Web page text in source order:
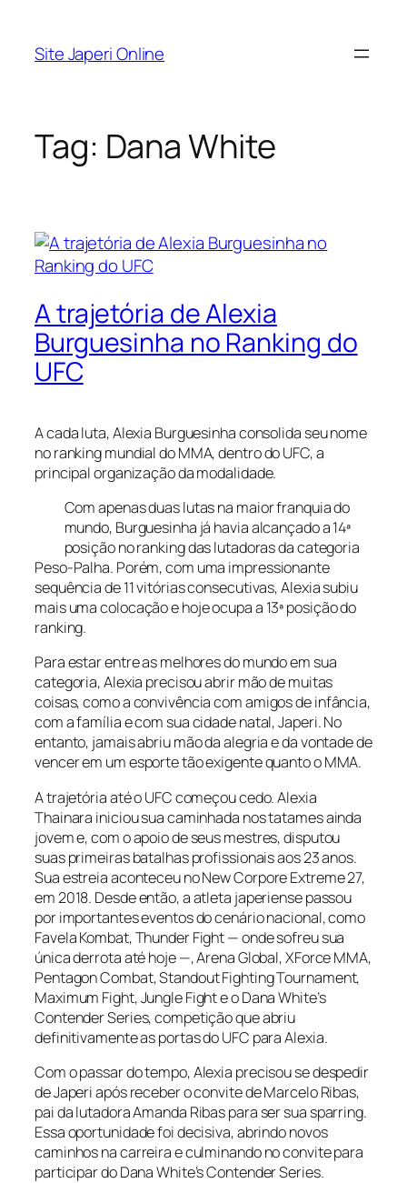
Site Japeri Online
Tag: Dana White
A trajetória de Alexia
Burguesinha no Ranking do
UFC
A cada luta, Alexia Burguesinha consolida seu nome
no ranking mundial do MMA, dentro do UFC, a
principal organização da modalidade.
Com apenas duas lutas na maior franquia do
mundo, Burguesinha já havia alcançado a 14ª
posição no ranking das lutadoras da categoria
Peso-Palha. Porém, com uma impressionante
sequência de 11 vitórias consecutivas, Alexia subiu
mais uma colocação e hoje ocupa a 13ª posição do
ranking.
Para estar entre as melhores do mundo em sua
categoria, Alexia precisou abrir mão de muitas
coisas, como a convivência com amigos de infância,
com a família e com sua cidade natal, Japeri. No
entanto, jamais abriu mão da alegria e da vontade de
vencer em um esporte tão exigente quanto o MMA.
A trajetória até o UFC começou cedo. Alexia
Thainara iniciou sua caminhada nos tatames ainda
jovem e, com o apoio de seus mestres, disputou
suas primeiras batalhas profissionais aos 23 anos.
Sua estreia aconteceu no New Corpore Extreme 27,
em 2018. Desde então, a atleta japeriense passou
por importantes eventos do cenário nacional, como
Favela Kombat, Thunder Fight — onde sofreu sua
única derrota até hoje —, Arena Global, XForce MMA,
Pentagon Combat, Standout Fighting Tournament,
Maximum Fight, Jungle Fight e o Dana White’s
Contender Series, competição que abriu
definitivamente as portas do UFC para Alexia.
Com o passar do tempo, Alexia precisou se despedir
de Japeri após receber o convite de Marcelo Ribas,
pai da lutadora Amanda Ribas para ser sua sparring.
Essa oportunidade foi decisiva, abrindo novos
caminhos na carreira e culminando no convite para
participar do Dana White’s Contender Series.